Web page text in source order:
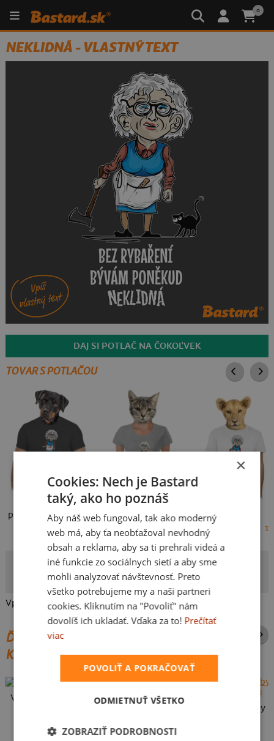
0
NEKLIDNÁ - VLASTNÝ TEXT
DAJ SI POTLAČ NA ČOKOĽVEK
TOVAR S POTLAČOU
pánske tričko
18 €
dámske tričko
18 €
detské tričko
Majo
Autor potlače
Vpíš svoj vlastný text. Bez čoho si „neklidná“?
ĎALŠIE POTLAČE Z ROVNAKEJ
KATEGÓRIE
Vlastná potlač
×
Cookies: Nech je Bastard
taký, ako ho poznáš
Aby náš web fungoval, tak ako moderný
web má, aby ťa neobťažoval nevhodný
obsah a reklama, aby sa ti prehrali videá a
iné funkcie zo sociálnych sietí a aby sme
mohli analyzovať návštevnosť. Preto
všetko potrebujeme my a naši partneri
cookies. Kliknutím na "Povoliť" nám
dovolíš ich ukladať. Vďaka za to! Prečítať
viac
POVOLIŤ A POKRAČOVAŤ
ODMIETNUŤ VŠETKO
ZOBRAZIŤ PODROBNOSTI